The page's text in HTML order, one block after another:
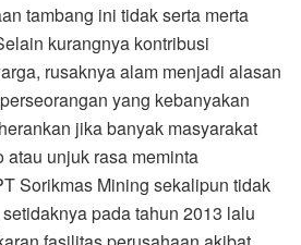
tambang ini tidak serta merta
kurangnya kontribusi
rusaknya alam menjadi alasan
yang kebanyakan
jika banyak masyarakat
unjuk rasa meminta
Sorikmas Mining sekalipun tidak
pada tahun 2013 lalu